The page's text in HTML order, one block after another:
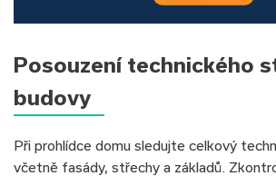
Posouzení technického
budovy
Při prohlídce domu sledujte celkový
včetně fasády, střechy a základů.